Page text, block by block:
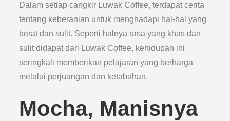
Dalam setiap cangkir Luwak Coffee, terdapat cerita
tentang keberanian untuk menghadapi hal-hal yang
berat dan sulit. Seperti halnya rasa yang khas dan
sulit didapat dari Luwak Coffee, kehidupan ini
seringkali memberikan pelajaran yang berharga
melalui perjuangan dan ketabahan.
Mocha, Manisnya